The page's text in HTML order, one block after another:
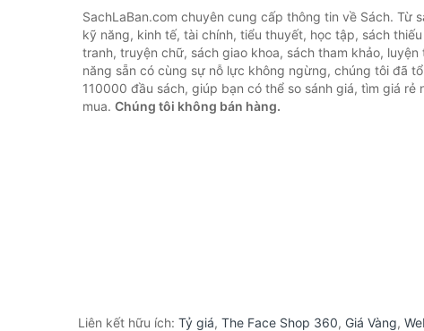
SachLaBan.com chuyên cung cấp thông tin về Sách. Từ
kỹ năng, kinh tế, tài chính, tiểu thuyết, học tập, sách
tranh, truyện chữ, sách giao khoa, sách tham khảo, luyện
năng sẵn có cùng sự nỗ lực không ngừng, chúng tôi đã
110000 đầu sách, giúp bạn có thể so sánh giá, tìm giá rẻ
mua. Chúng tôi không bán hàng.
Liên kết hữu ích: Tỷ giá, The Face Shop 360, Giá Vàng,